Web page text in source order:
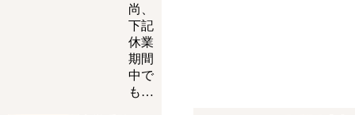
尚、
下記
休業
期間
中で
も…